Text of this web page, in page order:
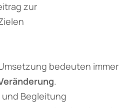
zur
bedeuten immer
.
Begleitung